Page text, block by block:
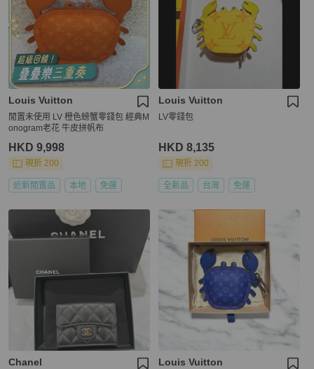
Louis Vuitton
閒置未使用 LV 橙色螃蟹零錢包 經典M
onogram老花 牛皮拼帆布
HKD 9,998
現折 200
近新閒置品 本地 免運
Louis Vuitton
LV零錢包
HKD 8,135
現折 200
全新品 台灣 免運
Chanel Louis Vuitton